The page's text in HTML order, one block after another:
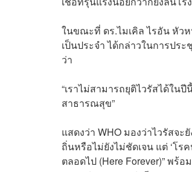
ในขณะที่ ดร.ไมเคิล ไรอัน หัว
เป็นประจำ ได้กล่าวในการปร
ว่า
“เราไม่สามารถยุติไวรัสได้ใน
สาธารณสุข”
แสดงว่า WHO มองว่าไวรัสจ
ถิ่นหรือไม่ยังไม่ชัดเจน แต่ ‘โร
ตลอดไป (Here Forever)” พร้